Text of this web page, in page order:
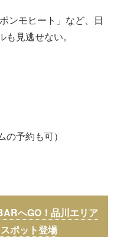
ンモヒート」など、日
見逃せない。
予約も可）
へGO！品川エリア
ポット登場